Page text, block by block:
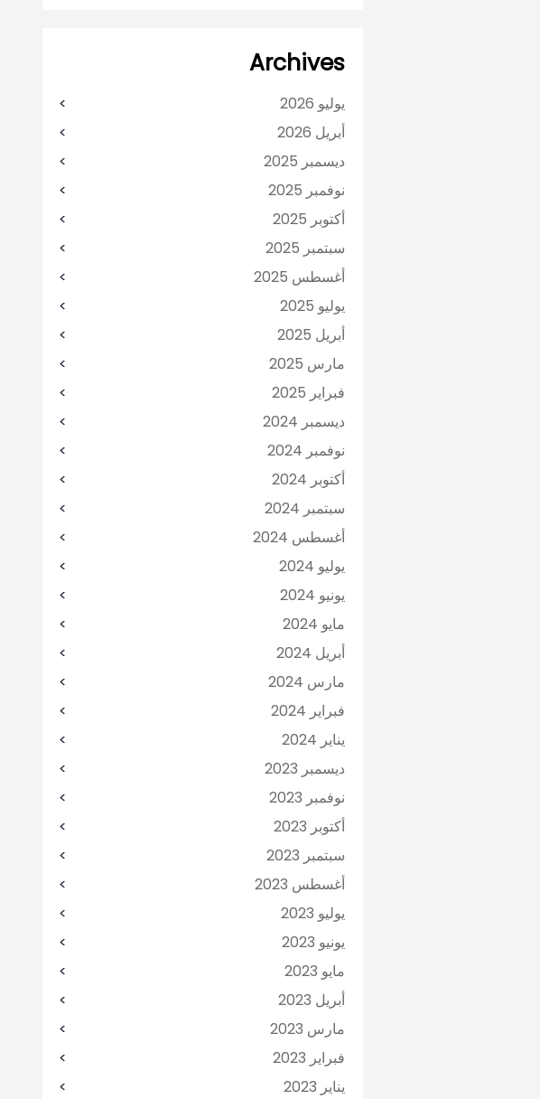
Archives
يوليو 2026
أبريل 2026
ديسمبر 2025
نوفمبر 2025
أكتوبر 2025
سبتمبر 2025
أغسطس 2025
يوليو 2025
أبريل 2025
مارس 2025
فبراير 2025
ديسمبر 2024
نوفمبر 2024
أكتوبر 2024
سبتمبر 2024
أغسطس 2024
يوليو 2024
يونيو 2024
مايو 2024
أبريل 2024
مارس 2024
فبراير 2024
يناير 2024
ديسمبر 2023
نوفمبر 2023
أكتوبر 2023
سبتمبر 2023
أغسطس 2023
يوليو 2023
يونيو 2023
مايو 2023
أبريل 2023
مارس 2023
فبراير 2023
يناير 2023